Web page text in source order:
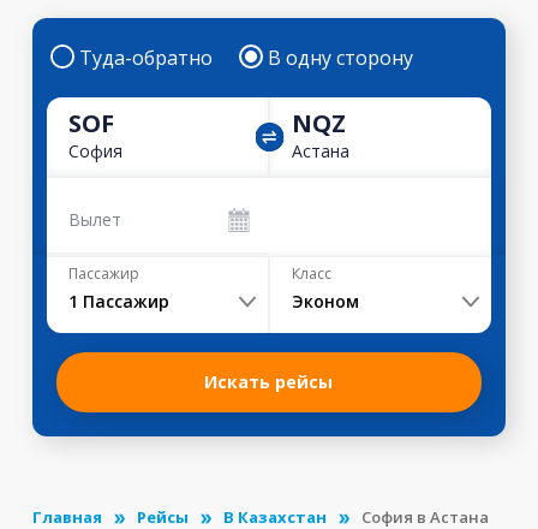
Туда-обратно В одну сторону
SOF
София
NQZ
Астана
Вылет
Пассажир
1 Пассажир
Класс
Эконом
Искать рейсы
Главная Рейсы В Казахстан София в Астана